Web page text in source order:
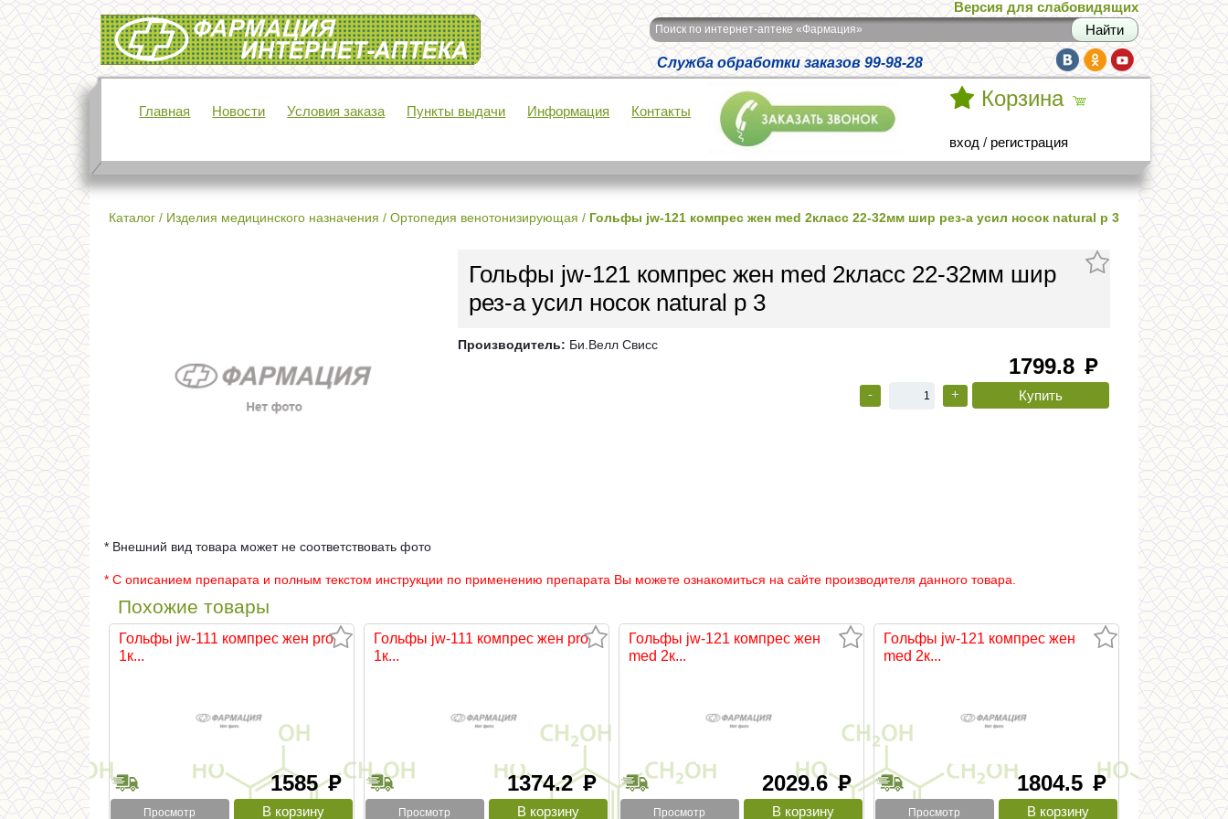
Интернет-аптека Фармация
Версия для слабовидящих
Поиск по интернет-аптеке «Фармация»
Служба обработки заказов 99-98-28
Главная Новости Условия заказа Пункты выдачи Информация Контакты
Корзина
вход / регистрация
Каталог / Изделия медицинского назначения / Ортопедия венотонизирующая / Гольфы jw-121 компрес жен med 2класс 22-32мм шир рез-а усил носок natural р 3
Гольфы jw-121 компрес жен med 2класс 22-32мм шир
рез-а усил носок natural р 3
Производитель: Би.Велл Свисс
1799.8 руб
- +
* Внешний вид товара может не соответствовать фото
* С описанием препарата и полным текстом инструкции по применению препарата Вы можете ознакомиться на сайте производителя данного товара.
Похожие товары
Гольфы jw-111 компрес жен pro
1к...
1585руб
Просмотр
Гольфы jw-111 компрес жен pro
1к...
1374.2руб
Просмотр
Гольфы jw-121 компрес жен
med 2к...
2029.6руб
Просмотр
Гольфы jw-121 компрес жен
med 2к...
1804.5 руб
Просмотр